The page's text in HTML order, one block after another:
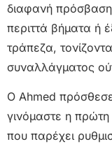
διαφανή
περιττά βήματα ή
τράπεζα,
συναλλάγματος
Ο Ahmed
γινόμαστε η
που παρέχει